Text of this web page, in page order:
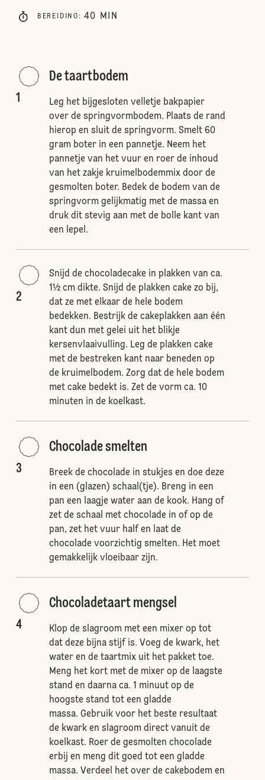
BEREIDING : 40 MIN
1
De taartbodem
Leg het bijgesloten velletje bakpapier
over de springvormbodem. Plaats de rand
hierop en sluit de springvorm. Smelt 60
gram boter in een pannetje. Neem het
pannetje van het vuur en roer de inhoud
van het zakje kruimelbodemmix door de
gesmolten boter. Bedek de bodem van de
springvorm gelijkmatig met de massa en
druk dit stevig aan met de bolle kant van
een lepel.
2
Snijd de chocoladecake in plakken van ca.
1½ cm dikte. Snijd de plakken cake zo bij,
dat ze met elkaar de hele bodem
bedekken. Bestrijk de cakeplakken aan één
kant dun met gelei uit het blikje
kersenvlaaivulling. Leg de plakken cake
met de bestreken kant naar beneden op
de kruimelbodem. Zorg dat de hele bodem
met cake bedekt is. Zet de vorm ca. 10
minuten in de koelkast.
3
Chocolade smelten
Breek de chocolade in stukjes en doe deze
in een (glazen) schaal(tje). Breng in een
pan een laagje water aan de kook. Hang of
zet de schaal met chocolade in of op de
pan, zet het vuur half en laat de
chocolade voorzichtig smelten. Het moet
gemakkelijk vloeibaar zijn.
4
Chocoladetaart mengsel
Klop de slagroom met een mixer op tot
dat deze bijna stijf is. Voeg de kwark, het
water en de taartmix uit het pakket toe.
Meng het kort met de mixer op de laagste
stand en daarna ca. 1 minuut op de
hoogste stand tot een gladde
massa. Gebruik voor het beste resultaat
de kwark en slagroom direct vanuit de
koelkast. Roer de gesmolten chocolade
erbij en meng dit goed tot een gladde
massa. Verdeel het over de cakebodem en